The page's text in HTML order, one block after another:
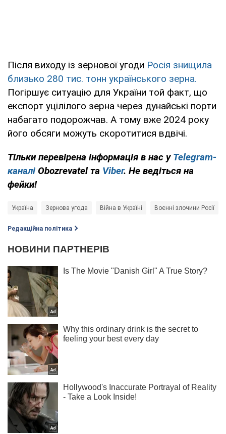
Після виходу із зернової угоди Росія знищила
близько 280 тис. тонн українського зерна.
Погіршує ситуацію для України той факт, що
експорт уцілілого зерна через дунайські порти
набагато подорожчав. А тому вже 2024 року
його обсяги можуть скоротитися вдвічі.
Тільки перевірена інформація в нас у Telegram-
каналі Obozrevatel та Viber. Не ведіться на
фейки!
Україна Зернова угода Війна в Україні Воєнні злочини Росії
Редакційна політика